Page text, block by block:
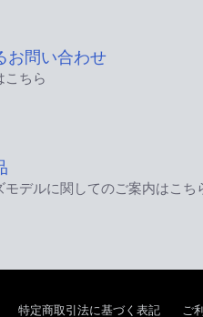
お問い合わせ
こちら
モデルに関してのご案内はこち
特定商取引法に基づく表記 ご